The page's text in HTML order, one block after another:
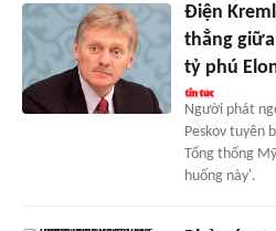
Điện
thẳng
tỷ phú
Người phát
Peskov tuyên
Tổng thống
huống này'.